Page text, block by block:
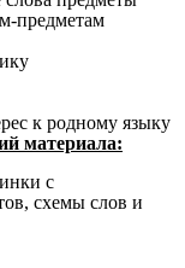
предметам
к родному языку
материала:
с
схемы слов и